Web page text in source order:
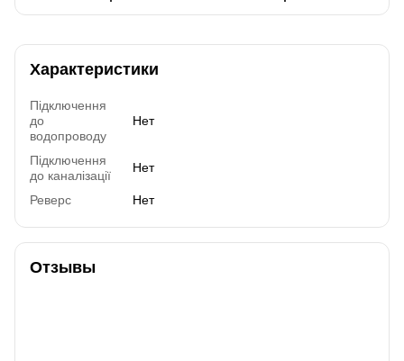
Характеристики
Підключення
до
водопроводу
Нет
Підключення
до каналізації
Нет
Реверс Нет
Отзывы